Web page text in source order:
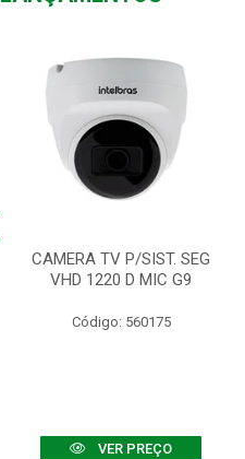
CAMERA TV P/SIST. SEG
VHD 1220 D MIC G9
Código: 560175
VER PREÇO